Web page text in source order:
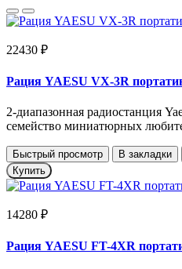
22430 ₽
Рация YAESU VX-3R
2-диапазонная радиостанция
семейство миниатюрных
Быстрый просмотр В закладки
Купить
14280 ₽
Рация YAESU FT-4XR